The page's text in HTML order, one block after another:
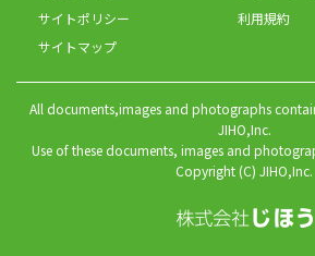
サイトポリシー
利用規約
サイトマップ
All documents,images and photographs
JIHO,Inc.
Use of these documents, images and
Copyright (C) JIHO,Inc.